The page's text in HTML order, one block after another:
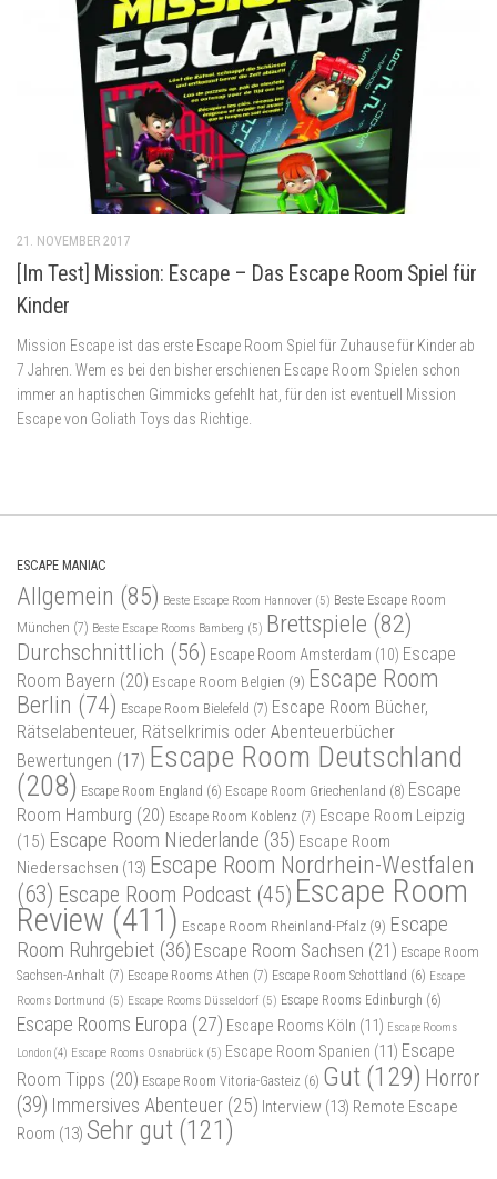
21. NOVEMBER 2017
[Im Test] Mission: Escape – Das Escape Room Spiel für
Kinder
Mission Escape ist das erste Escape Room Spiel für Zuhause für Kinder ab
7 Jahren. Wem es bei den bisher erschienen Escape Room Spielen schon
immer an haptischen Gimmicks gefehlt hat, für den ist eventuell Mission
Escape von Goliath Toys das Richtige.
ESCAPE MANIAC
Allgemein (85) Beste Escape Room Hannover (5) Beste Escape Room
München (7) Beste Escape Rooms Bamberg (5) Brettspiele (82)
Durchschnittlich (56) Escape Room Amsterdam (10) Escape
Room Bayern (20) Escape Room Belgien (9) Escape Room
Berlin (74) Escape Room Bielefeld (7) Escape Room Bücher,
Rätselabenteuer, Rätselkrimis oder Abenteuerbücher
Bewertungen (17) Escape Room Deutschland
(208) Escape Room England (6) Escape Room Griechenland (8) Escape
Room Hamburg (20) Escape Room Koblenz (7) Escape Room Leipzig
(15) Escape Room Niederlande (35) Escape Room
Niedersachsen (13) Escape Room Nordrhein-Westfalen
(63) Escape Room Podcast (45) Escape Room
Review (411) Escape Room Rheinland-Pfalz (9) Escape
Room Ruhrgebiet (36) Escape Room Sachsen (21) Escape Room
Sachsen-Anhalt (7) Escape Rooms Athen (7) Escape Room Schottland (6) Escape
Rooms Dortmund (5) Escape Rooms Düsseldorf (5) Escape Rooms Edinburgh (6)
Escape Rooms Europa (27) Escape Rooms Köln (11) Escape Rooms
London (4) Escape Rooms Osnabrück (5) Escape Room Spanien (11) Escape
Room Tipps (20) Escape Room Vitoria-Gasteiz (6) Gut (129) Horror
(39) Immersives Abenteuer (25) Interview (13) Remote Escape
Room (13) Sehr gut (121)